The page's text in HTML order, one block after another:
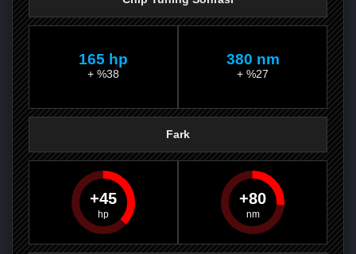
PAYLAŞPAYLAŞPLUS'TA
165 hp
+ %38
380 nm
+ %27
Fark
45 80